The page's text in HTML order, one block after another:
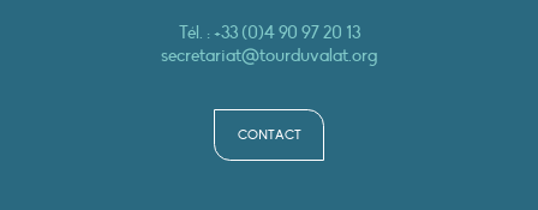
Tél. :+33 (0)4 90 97 20 13
secretariat@tourduvalat.org
CONTACT